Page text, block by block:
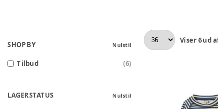
SHOP BY Nulstil
Tilbud (6)
LAGERSTATUS Nulstil
Viser6ud